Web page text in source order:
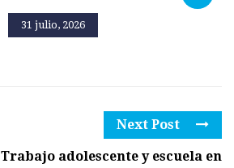
31 julio, 2026
Next Post
Trabajo adolescente y escuela en